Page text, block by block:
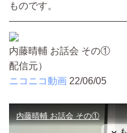
ものです。
内藤晴輔 お話会 その①
配信元）
ニコニコ動画 22/06/05